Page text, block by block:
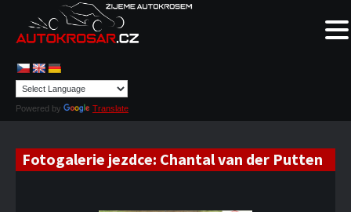
Powered by Translate
Fotogalerie jezdce: Chantal van der Putten